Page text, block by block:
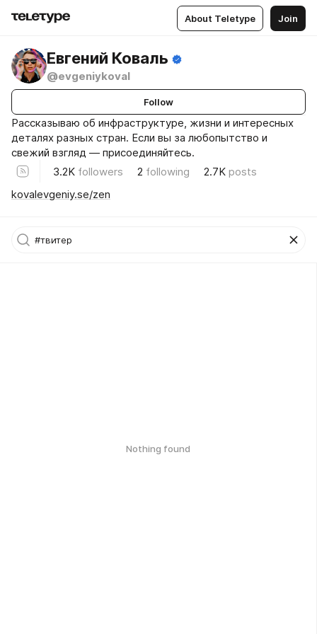
About Teletype Join
Евгений Коваль
@evgeniykoval
Follow
Рассказываю об инфраструктуре, жизни и интересных
деталях разных стран. Если вы за любопытство и
свежий взгляд — присоединяйтесь.
3.2K followers 2 following 2.7K posts
kovalevgeniy.se/zen
Nothing found